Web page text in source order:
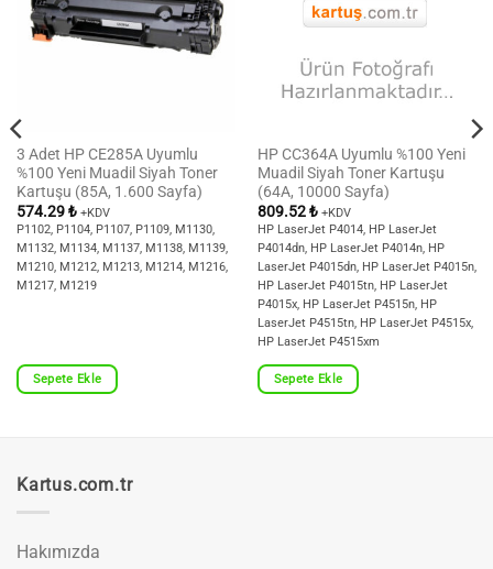
3 Adet HP CE285A Uyumlu
%100 Yeni Muadil Siyah Toner
Kartuşu (85A, 1.600 Sayfa)
574.29₺ +KDV
P1102, P1104, P1107, P1109, M1130,
M1132, M1134, M1137, M1138, M1139,
M1210, M1212, M1213, M1214, M1216,
M1217, M1219
Sepete Ekle
HP CC364A Uyumlu %100 Yeni
Muadil Siyah Toner Kartuşu
(64A, 10000 Sayfa)
809.52₺ +KDV
HP LaserJet P4014, HP LaserJet
P4014dn, HP LaserJet P4014n, HP
LaserJet P4015dn, HP LaserJet P4015n,
HP LaserJet P4015tn, HP LaserJet
P4015x, HP LaserJet P4515n, HP
LaserJet P4515tn, HP LaserJet P4515x,
HP LaserJet P4515xm
Sepete Ekle
Kartus.com.tr
Hakımızda